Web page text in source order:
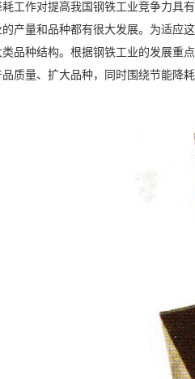
工作对提高我国钢铁工业竞争力具
产量和品种都有很大发展。为适应
品种结构。根据钢铁工业的发展重
质量、扩大品种，同时围绕节能降